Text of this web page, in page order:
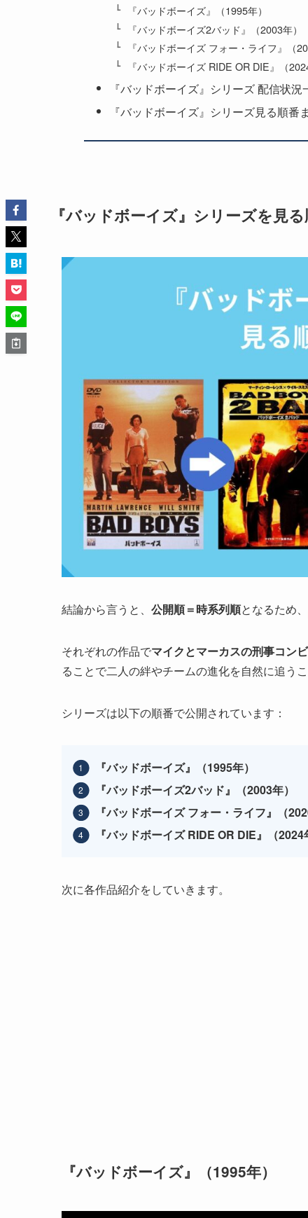
『バッドボーイズ』（1995年）
『バッドボーイズ2バッド』（2003年）
『バッドボーイズ フォー・ライフ』（
『バッドボーイズ RIDE OR DIE』（
『バッドボーイズ』シリーズ 配信状況
『バッドボーイズ』シリーズ見る順番
『バッドボーイズ』シリーズを見る
結論から言うと、 公開順＝時系列順となるため、
それぞれの作品でマイクとマーカスの刑事コン
ることで二人の絆やチームの進化を自然に追うこ
シリーズは以下の順番で公開されています：
『バッドボーイズ』（1995年）
『バッドボーイズ2バッド』（2003年）
『バッドボーイズ フォー・ライフ』（
『バッドボーイズ RIDE OR DIE』（2024
次に各作品紹介をしていきます。
『バッドボーイズ』（1995年）